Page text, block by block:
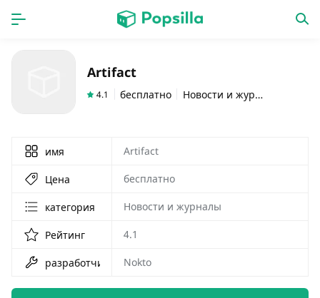
Artifact
4.1 бесплатно Новости и журналы
имя Artifact
Цена бесплатно
категория Новости и журналы
Рейтинг 4.1
разработчик Nokto